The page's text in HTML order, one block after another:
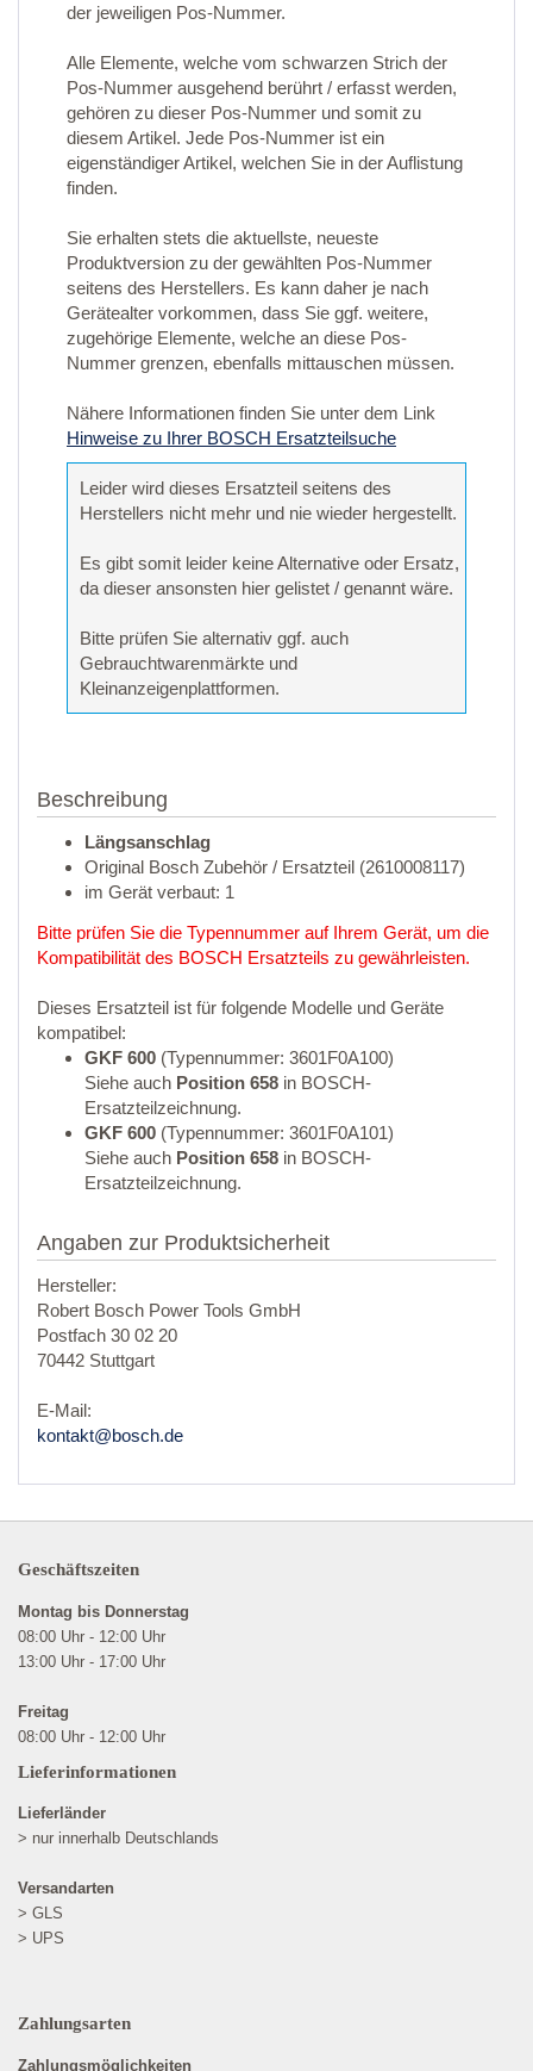
der jeweiligen Pos-Nummer.
Alle Elemente, welche vom schwarzen Strich der
Pos-Nummer ausgehend berührt / erfasst werden,
gehören zu dieser Pos-Nummer und somit zu
diesem Artikel. Jede Pos-Nummer ist ein
eigenständiger Artikel, welchen Sie in der Auflistung
finden.
Sie erhalten stets die aktuellste, neueste
Produktversion zu der gewählten Pos-Nummer
seitens des Herstellers. Es kann daher je nach
Gerätealter vorkommen, dass Sie ggf. weitere,
zugehörige Elemente, welche an diese Pos-
Nummer grenzen, ebenfalls mittauschen müssen.
Nähere Informationen finden Sie unter dem Link
Hinweise zu Ihrer BOSCH Ersatzteilsuche
Leider wird dieses Ersatzteil seitens des
Herstellers nicht mehr und nie wieder hergestellt.
Es gibt somit leider keine Alternative oder Ersatz,
da dieser ansonsten hier gelistet / genannt wäre.
Bitte prüfen Sie alternativ ggf. auch
Gebrauchtwarenmärkte und
Kleinanzeigenplattformen.
Beschreibung
Längsanschlag
Original Bosch Zubehör / Ersatzteil (2610008117)
im Gerät verbaut: 1
Bitte prüfen Sie die Typennummer auf Ihrem Gerät, um die
Kompatibilität des BOSCH Ersatzteils zu gewährleisten.
Dieses Ersatzteil ist für folgende Modelle und Geräte
kompatibel:
GKF 600 (Typennummer: 3601F0A100)
Siehe auch Position 658 in BOSCH-
Ersatzteilzeichnung.
GKF 600 (Typennummer: 3601F0A101)
Siehe auch Position 658 in BOSCH-
Ersatzteilzeichnung.
Angaben zur Produktsicherheit
Hersteller:
Robert Bosch Power Tools GmbH
Postfach 30 02 20
70442 Stuttgart
E-Mail:
kontakt@bosch.de
Geschäftszeiten
Montag bis Donnerstag
08:00 Uhr - 12:00 Uhr
13:00 Uhr - 17:00 Uhr
Freitag
08:00 Uhr - 12:00 Uhr
Lieferinformationen
Lieferländer
> nur innerhalb Deutschlands
Versandarten
> GLS
> UPS
Zahlungsarten
Zahlungsmöglichkeiten